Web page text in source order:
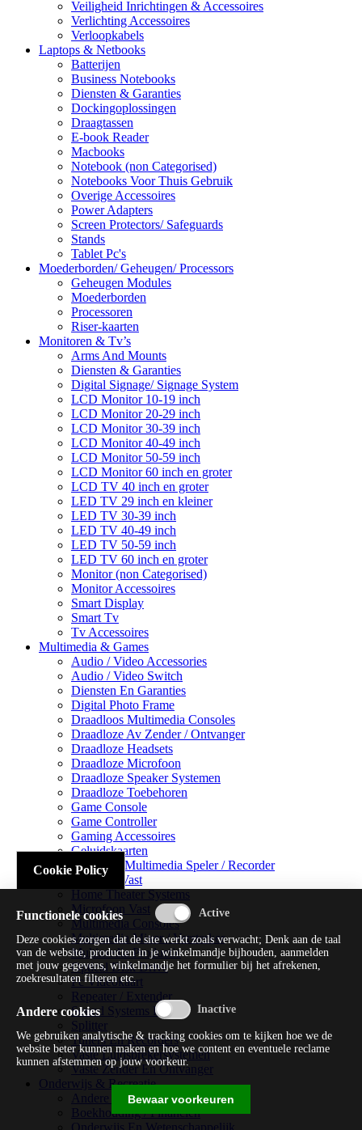
Veiligheid Inrichtingen & Accessoires
Verlichting Accessoires
Verloopkabels
Laptops & Netbooks
Batterijen
Business Notebooks
Diensten & Garanties
Dockingoplossingen
Draagtassen
E-book Reader
Macbooks
Notebook (non Categorised)
Notebooks Voor Thuis Gebruik
Overige Accessoires
Power Adapters
Screen Protectors/ Safeguards
Stands
Tablet Pc's
Moederborden/ Geheugen/ Processors
Geheugen Modules
Moederborden
Processoren
Riser-kaarten
Monitoren & Tv’s
Arms And Mounts
Diensten & Garanties
Digital Signage/ Signage System
LCD Monitor 10-19 inch
LCD Monitor 20-29 inch
LCD Monitor 30-39 inch
LCD Monitor 40-49 inch
LCD Monitor 50-59 inch
LCD Monitor 60 inch en groter
LCD TV 40 inch en groter
LED TV 29 inch en kleiner
LED TV 30-39 inch
LED TV 40-49 inch
LED TV 50-59 inch
LED TV 60 inch en groter
Monitor (non Categorised)
Monitor Accessoires
Smart Display
Smart Tv
Tv Accessoires
Multimedia & Games
Audio / Video Accessories
Audio / Video Switch
Diensten En Garanties
Digital Photo Frame
Draadloos Multimedia Consoles
Draadloze Av Zender / Ontvanger
Draadloze Headsets
Draadloze Microfoon
Draadloze Speaker Systemen
Draadloze Toebehoren
Game Console
Game Controller
Gaming Accessoires
Geluidskaarten
Handheld Multimedia Speler / Recorder
Headsets Vast
Home Theater Systems
Microfoon Vast
Multimedia Consoles
Multimedia Mixer / Versterker
Multimedia Productie
Optical Disk Drive
Pc Videokaart
Repeater / Extender
Sound Systems Hi-fi
Splitter
Tuners En Recorders
Vaste Luidsprekersystemen
Vaste Zender En Ontvanger
Onderwijs & Recreatie
Andere Beveiligingssoftware
Boekhouding / Financiën
Cookie Policy
Functionele cookies
Deze cookies zorgen dat de site werkt zoals verwacht; Denk aan de taal
van de website, producten in je winkelmandje bijhouden, aanmelden
met jouw gegevens, winkelmandje het formulier bij het afrekenen,
zoekresultaten filteren etc.
Andere cookies
We gebruiken analytische & tracking cookies om te kijken hoe we de
website beter kunnen maken en hoe we content en eventuele reclame
kunnen afstemmen op jouw voorkeur.
Bewaar voorkeuren